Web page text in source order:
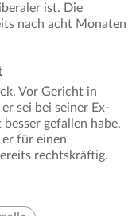
ist. Die
nach acht Monaten
Vor Gericht in
sei bei seiner Ex-
gefallen habe,
er für einen
rechtskräftig.